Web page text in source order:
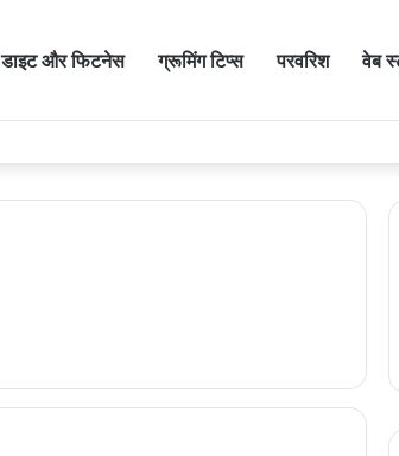
डाइट और फिटनेस ग्रूमिंग टिप्स परवरिश वेब